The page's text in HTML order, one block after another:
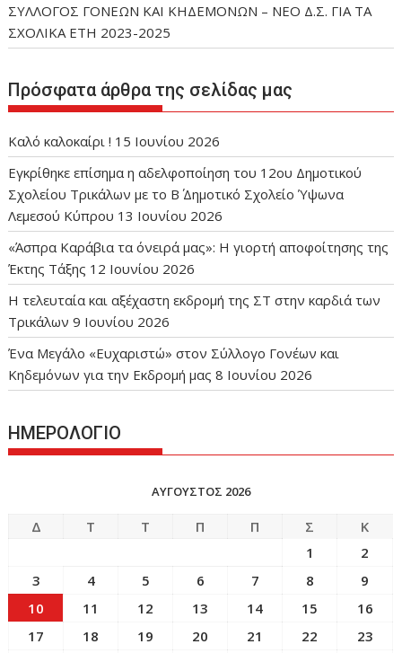
ΣΥΛΛΟΓΟΣ ΓΟΝΕΩΝ ΚΑΙ ΚΗΔΕΜΟΝΩΝ – ΝΕΟ Δ.Σ. ΓΙΑ ΤΑ
ΣΧΟΛΙΚΑ ΕΤΗ 2023-2025
Πρόσφατα άρθρα της σελίδας μας
Καλό καλοκαίρι ! 15 Ιουνίου 2026
Εγκρίθηκε επίσημα η αδελφοποίηση του 12ου Δημοτικού
Σχολείου Τρικάλων με το Β΄ Δημοτικό Σχολείο Ύψωνα
Λεμεσού Κύπρου 13 Ιουνίου 2026
«Άσπρα Καράβια τα όνειρά μας»: Η γιορτή αποφοίτησης της
Έκτης Τάξης 12 Ιουνίου 2026
Η τελευταία και αξέχαστη εκδρομή της ΣΤ στην καρδιά των
Τρικάλων 9 Ιουνίου 2026
Ένα Μεγάλο «Ευχαριστώ» στον Σύλλογο Γονέων και
Κηδεμόνων για την Εκδρομή μας 8 Ιουνίου 2026
ΗΜΕΡΟΛΟΓΙΟ
ΑΎΓΟΥΣΤΟΣ 2026
Δ Τ Τ Π Π Σ
Κ
1
2
3
4 5 6 7 8
9
10
11 12 13 14 15
16
17
18 19 20 21 22
23